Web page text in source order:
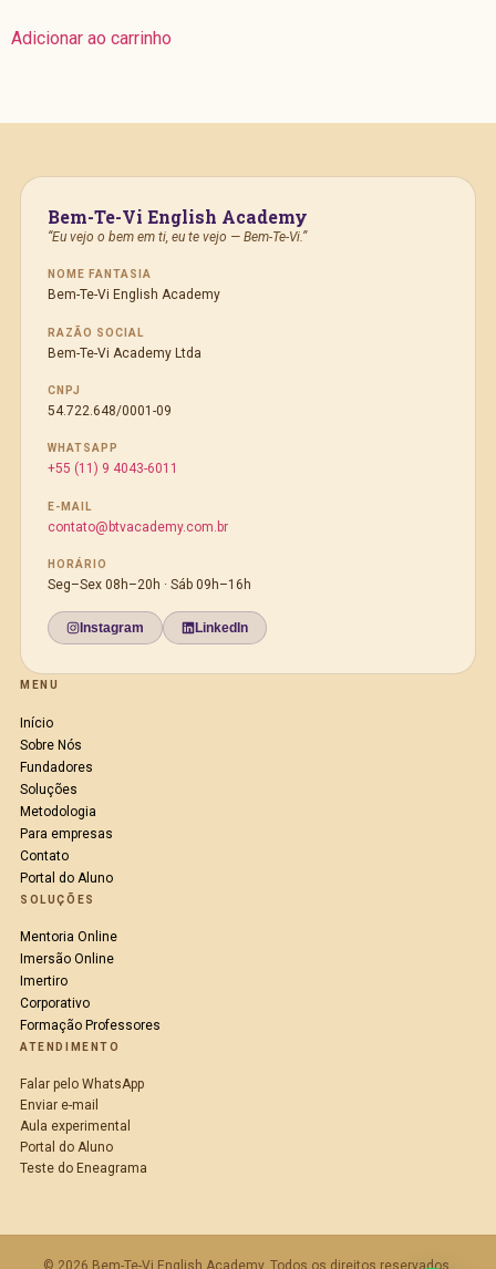
Adicionar ao carrinho
Bem-Te-Vi English Academy
“Eu vejo o bem em ti, eu te vejo — Bem-Te-Vi.”
NOME FANTASIA
Bem-Te-Vi English Academy
RAZÃO SOCIAL
Bem-Te-Vi Academy Ltda
CNPJ
54.722.648/0001-09
WHATSAPP
+55 (11) 9 4043-6011
E-MAIL
contato@btvacademy.com.br
HORÁRIO
Seg–Sex 08h–20h · Sáb 09h–16h
Instagram LinkedIn
MENU
Início
Sobre Nós
Fundadores
Soluções
Metodologia
Para empresas
Contato
Portal do Aluno
SOLUÇÕES
Mentoria Online
Imersão Online
Imertiro
Corporativo
Formação Professores
ATENDIMENTO
Falar pelo WhatsApp
Enviar e-mail
Aula experimental
Portal do Aluno
Teste do Eneagrama
© 2026 Bem-Te-Vi English Academy. Todos os direitos reservados.